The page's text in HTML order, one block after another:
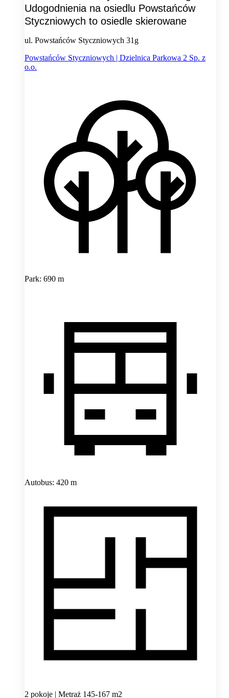
Udogodnienia na osiedlu Powstańców
Styczniowych to osiedle skierowane
ul. Powstańców Styczniowych 31g
Powstańców Styczniowych | Dzielnica Parkowa 2 Sp. z
o.o.
Park: 690 m
Autobus: 420 m
2 pokoje | Metraż 145-167 m2